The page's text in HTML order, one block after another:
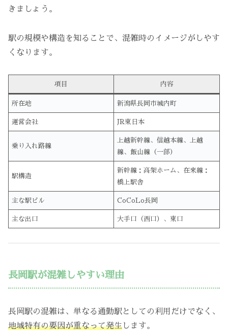
きましょう。
駅の規模や構造を知ることで、混雑時のイメージがしやす
くなります。
項目 内容
所在地 新潟県長岡市城内町
運営会社 JR東日本
乗り入れ路線
上越新幹線、信越本線、上越
線、飯山線（一部）
駅構造
新幹線：高架ホーム、在来線：
橋上駅舎
主な駅ビル CoCoLo長岡
主な出口 大手口（西口）、東口
長岡駅が混雑しやすい理由
長岡駅の混雑は、単なる通勤駅としての利用だけでなく、
地域特有の要因が重なって発生 します。